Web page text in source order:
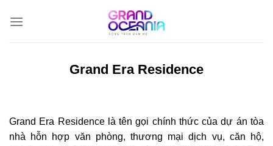
qua
Grand Era Residence
Grand Era Residencelà tên gọi chính thức của dự án tòa
nhà hỗn hợp văn phòng, thương mại dịch vụ, căn hộ,